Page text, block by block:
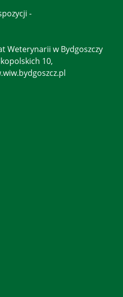
-
Weterynarii w Bydgoszczy
10,